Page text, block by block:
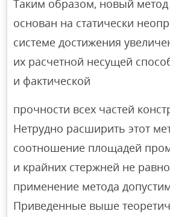
Таким образом, новый метод
основан на статически
системе достижения
их расчетной несущей
и фактической
прочности всех частей
Нетрудно расширить этот
соотношение площадей
и крайних стержней не
применение метода
Приведенные выше